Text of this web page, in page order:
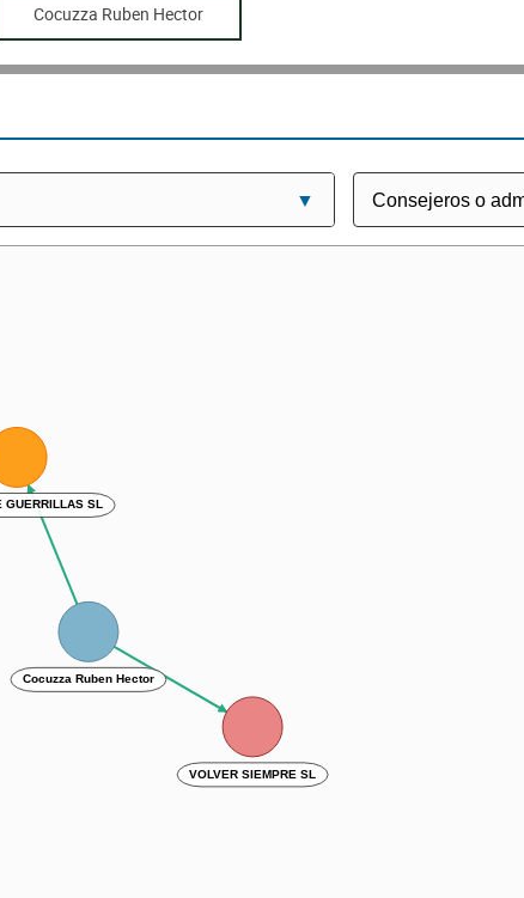
Cocuzza Ruben Hector
VOLVER SIEMPRE SL
Cocuzza Ruben Hector
GUERRILLAS SL